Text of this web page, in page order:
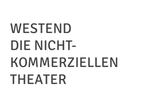
WESTEND
DIE NICHT-
KOMMERZIELLEN
THEATER